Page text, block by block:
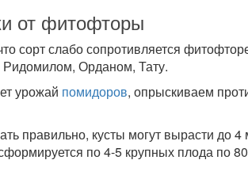
от фитофторы
сорт слабо сопротивляется
Орданом, Тату.
урожай помидоров, опрыскиваем
правильно, кусты могут вырасти до
по 4-5 крупных плода по